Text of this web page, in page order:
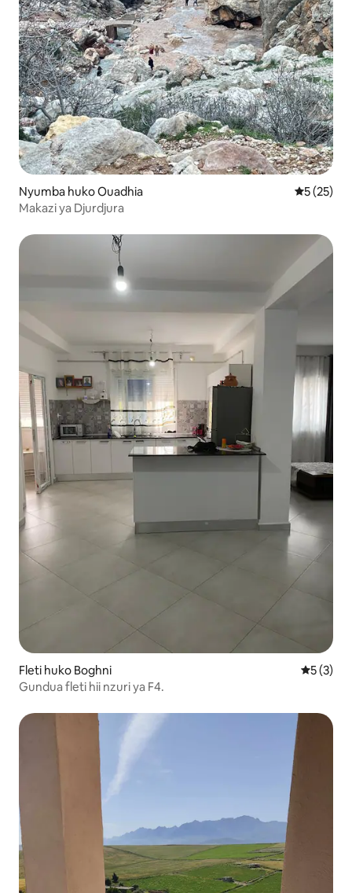
Nyumba huko Ouadhia Ukadiriaji
5 (25)
Makazi ya Djurdjura
Fleti huko Boghni
5 (3)
Gundua fleti hii nzuri ya F4.